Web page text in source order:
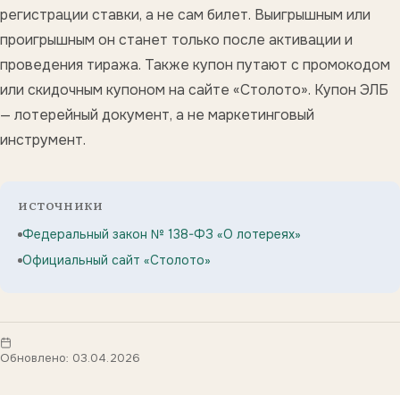
регистрации ставки, а не сам билет. Выигрышным или
проигрышным он станет только после активации и
проведения тиража. Также купон путают с промокодом
или скидочным купоном на сайте «Столото». Купон ЭЛБ
— лотерейный документ, а не маркетинговый
инструмент.
ИСТОЧНИКИ
Федеральный закон № 138-ФЗ «О лотереях»
Официальный сайт «Столото»
Обновлено: 03.04.2026